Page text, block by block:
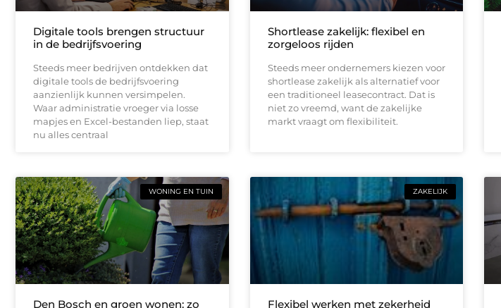
Digitale tools brengen structuur
in de bedrijfsvoering
Steeds meer bedrijven ontdekken dat
digitale tools de bedrijfsvoering
aanzienlijk kunnen versimpelen.
Waar administratie vroeger via losse
mapjes en Excel-bestanden liep, staat
nu alles centraal
Shortlease zakelijk: flexibel en
zorgeloos rijden
Steeds meer ondernemers kiezen voor
shortlease zakelijk als alternatief voor
een traditioneel leasecontract. Dat is
niet zo vreemd, want de zakelijke
markt vraagt om flexibiliteit.
WONING EN TUIN
Den Bosch en groen wonen: zo
ZAKELIJK
Flexibel werken met zekerheid